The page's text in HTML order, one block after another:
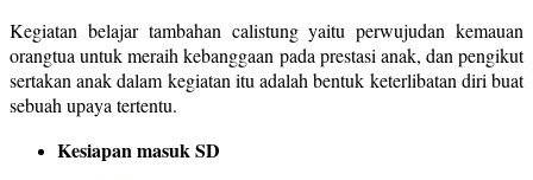
Kegiatan belajar tambahan calistung yaitu perwujudan kemauan
orangtua untuk meraih kebanggaan pada prestasi anak, dan pengikut
sertakan anak dalam kegiatan itu adalah bentuk keterlibatan diri buat
sebuah upaya tertentu.
Kesiapan masuk SD